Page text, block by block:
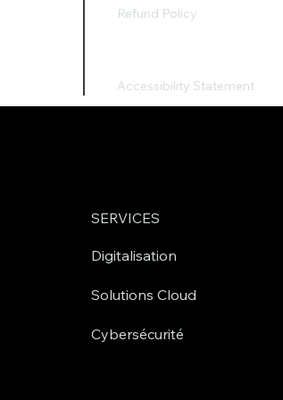
Refund Policy
Accessibility Statement
SERVICES
Digitalisation
Solutions Cloud
Cybersécurité